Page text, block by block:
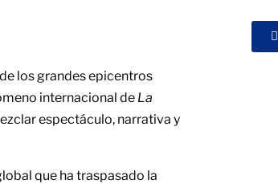
los grandes epicentros
internacional de La
espectáculo, narrativa y
que ha traspasado la